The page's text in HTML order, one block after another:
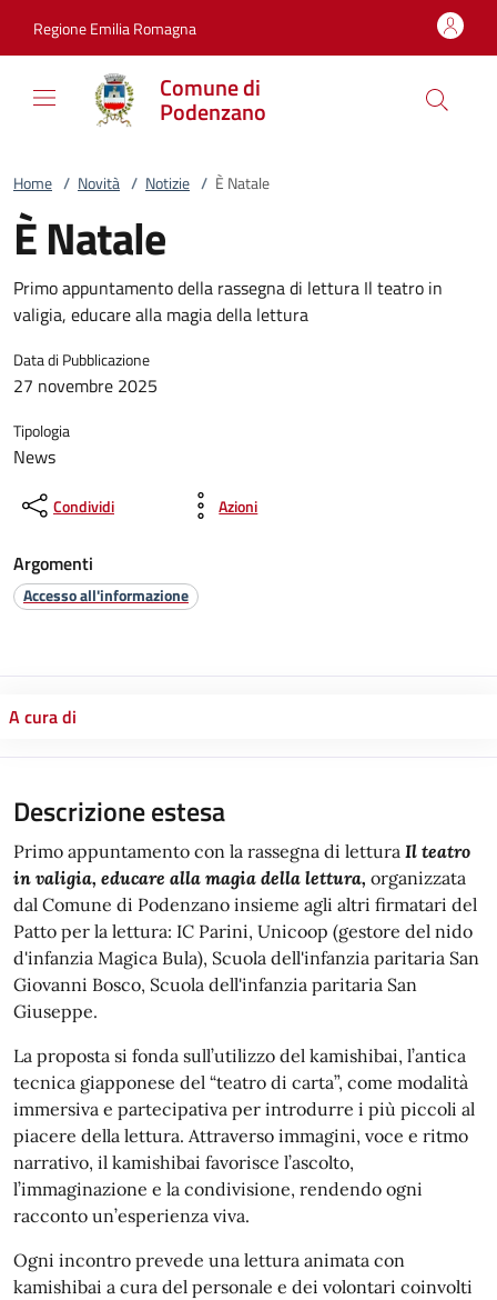
Regione Emilia Romagna
Comune di
Podenzano
Home / Novità / Notizie / È Natale
È Natale
Primo appuntamento della rassegna di lettura Il teatro in
valigia, educare alla magia della lettura
Data di Pubblicazione
27 novembre 2025
Tipologia
News
Condividi Azioni
Argomenti
Accesso all'informazione
A cura di
Descrizione estesa
Primo appuntamento con la rassegna di lettura Il teatro
in valigia, educare alla magia della lettura, organizzata
dal Comune di Podenzano insieme agli altri firmatari del
Patto per la lettura: IC Parini, Unicoop (gestore del nido
d'infanzia Magica Bula), Scuola dell'infanzia paritaria San
Giovanni Bosco, Scuola dell'infanzia paritaria San
Giuseppe.
La proposta si fonda sull’utilizzo del kamishibai, l’antica
tecnica giapponese del “teatro di carta”, come modalità
immersiva e partecipativa per introdurre i più piccoli al
piacere della lettura. Attraverso immagini, voce e ritmo
narrativo, il kamishibai favorisce l’ascolto,
l’immaginazione e la condivisione, rendendo ogni
racconto un’esperienza viva.
Ogni incontro prevede una lettura animata con
kamishibai a cura del personale e dei volontari coinvolti